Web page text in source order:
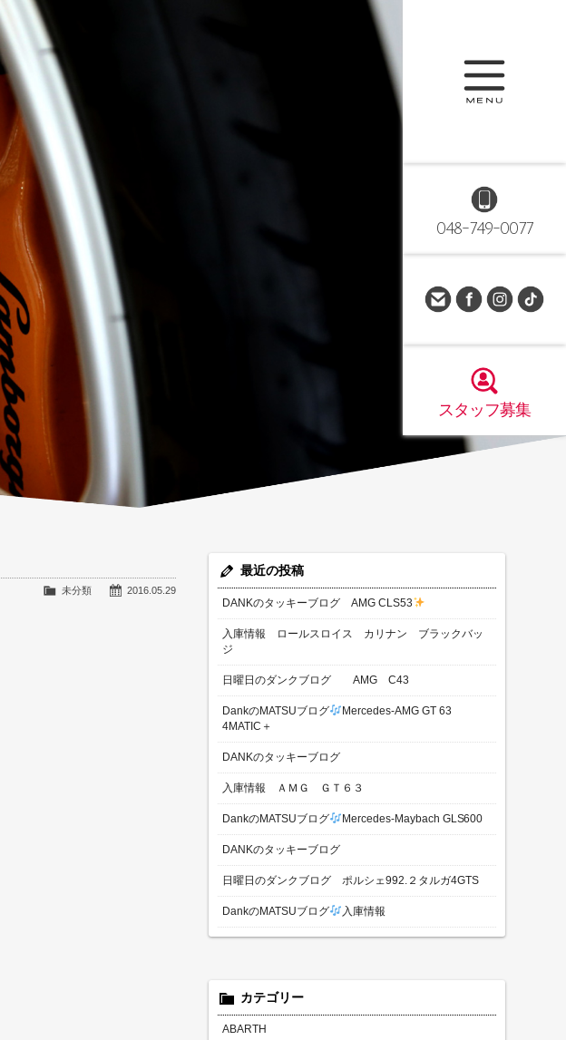
048-749-0077
スタッフ募集
2016.05.29
未分類
最近の投稿
DANKのタッキーブログ AMG CLS53
入庫情報 ロールスロイス カリナン ブラックバッ
ジ
日曜日のダンクブログ AMG C43
DankのMATSUブログ
Mercedes-AMG GT 63
4MATIC＋
DANKのタッキーブログ
入庫情報 ＡＭＧ ＧＴ６３
DankのMATSUブログ Mercedes-Maybach GLS600
DANKのタッキーブログ
日曜日のダンクブログ ポルシェ992.２タルガ4GTS
DankのMATSUブログ 入庫情報
カテゴリー
ABARTH